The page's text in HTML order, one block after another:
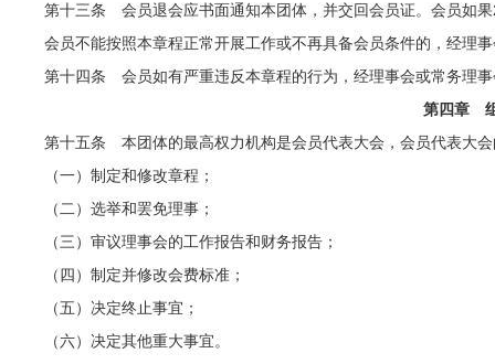
第十三条 会员退会应书面通知本团体，并交回会员证。会员如
会员不能按照本章程正常开展工作或不再具备会员条件的，经
第十四条 会员如有严重违反本章程的行为，经理事会或常务理
第四章
第十五条 本团体的最高权力机构是会员代表大会，会员代表大
（一）制定和修改章程；
（二）选举和罢免理事；
（三）审议理事会的工作报告和财务报告；
（四）制定并修改会费标准；
（五）决定终止事宜；
（六）决定其他重大事宜。